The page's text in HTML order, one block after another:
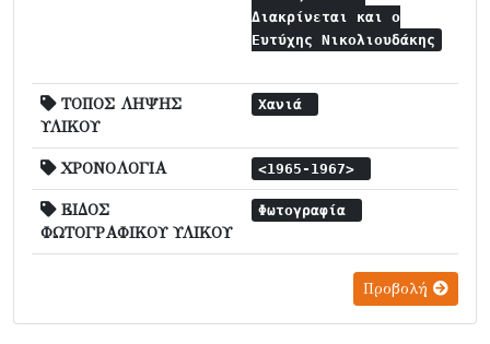
Διακρίνεται και ο
Ευτύχης Νικολιουδάκης
ΤΟΠΟΣ ΛΗΨΗΣ
ΥΛΙΚΟΥ
Χανιά
ΧΡΟΝΟΛΟΓΙΑ <1965-1967>
ΕΙΔΟΣ
ΦΩΤΟΓΡΑΦΙΚΟΥ ΥΛΙΚΟΥ
Φωτογραφία
Προβολή